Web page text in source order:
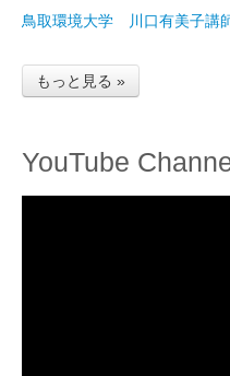
鳥取環境大学 川口有美子講
もっと見る »
YouTube